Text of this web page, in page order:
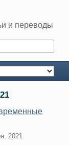
и переводы
2021